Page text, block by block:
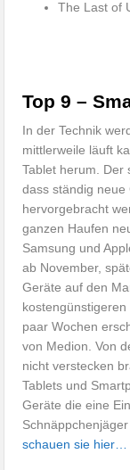
The Last of
Top 9 –
In der Technik
mittlerweile läuft
Tablet herum. Der
dass ständig
hervorgebracht
ganzen Haufen
Samsung und
ab November,
Geräte auf den
paar Wochen
von Medion. Von
nicht verstecken
Tablets und
Geräte die eine
schauen sie hier…